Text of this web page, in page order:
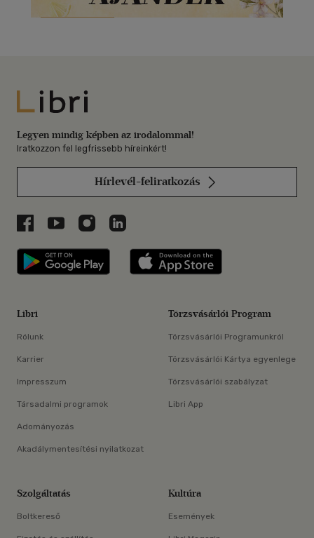
Libri
Legyen mindig képben az irodalommal!
Iratkozzon fel legfrissebb híreinkért!
Hírlevél-feliratkozás
Libri a Facebookon
Libri a Youtube-on
Libri az Instagramon
Libri a LinkedInen
Libri applikáció Szerezd meg: Google
Libri
Rólunk
Karrier
Impresszum
Társadalmi programok
Adományozás
Akadálymentesítési nyilatkozat
Törzsvásárlói Program
Törzsvásárlói Programunkról
Törzsvásárlói Kártya egyenlege
Törzsvásárlói szabályzat
Libri App
Szolgáltatás
Boltkereső
Kultúra
Események